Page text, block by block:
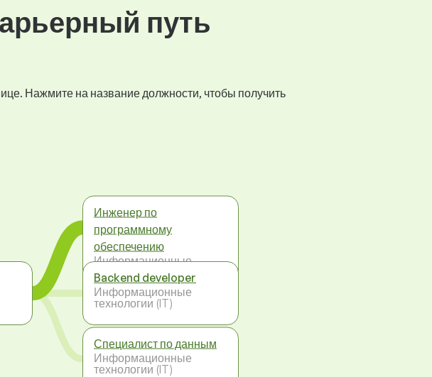
путь
Нажмите на название должности, чтобы получить
Инженер по
программному
обеспечению
Информационные
технологии (IT)
Backend developer
Информационные
технологии (IT)
Специалист по данным
Информационные
технологии (IT)